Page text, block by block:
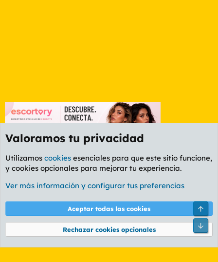
Etiquetas
Cookies
PL OLDSTYLE AMARILLO
Términos y reglas Política de privacidad Ayuda
Community platform by XenForo® © 2010-2026 XenForo Ltd.
Valoramos tu privacidad
Utilizamos cookies esenciales para que este sitio funcione,
y cookies opcionales para mejorar tu experiencia.
Ver más información y configurar tus preferencias
Aceptar todas las cookies
Rechazar cookies opcionales
Pie